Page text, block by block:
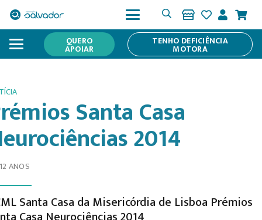
QUERO
APOIAR
TENHO DEFICIÊNCIA
MOTORA
Santa Casa
2014
ANOS
Santa Casa da Misericórdia de Lisboa Prémios